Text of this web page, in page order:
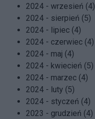
2024 - wrzesień (4)
2024 - sierpień (5)
2024 - lipiec (4)
2024 - czerwiec (4)
2024 - maj (4)
2024 - kwiecień (5)
2024 - marzec (4)
2024 - luty (5)
2024 - styczeń (4)
2023 - grudzień (4)